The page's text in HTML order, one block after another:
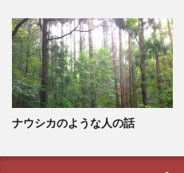
ナウシカのような人の話